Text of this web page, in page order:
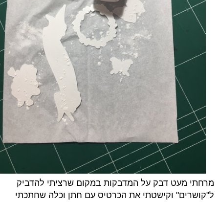
מרחתי מעט דבק על המדבקות במקום שרציתי להדביק
ל"קושרים" וקישטתי את הכרטיס עם חתן וכלה שחתכתי